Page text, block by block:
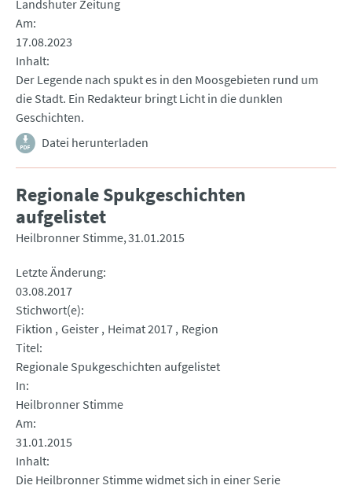
Landshuter Zeitung
Am
17.08.2023
Inhalt
Der Legende nach spukt es in den Moosgebieten rund um
die Stadt. Ein Redakteur bringt Licht in die dunklen
Geschichten.
Datei herunterladen
Regionale Spukgeschichten
aufgelistet
Heilbronner Stimme 31.01.2015
Letzte Änderung
03.08.2017
Stichwort(e)
Fiktion Geister Heimat 2017 Region
Titel
Regionale Spukgeschichten aufgelistet
In
Heilbronner Stimme
Am
31.01.2015
Inhalt
Die Heilbronner Stimme widmet sich in einer Serie